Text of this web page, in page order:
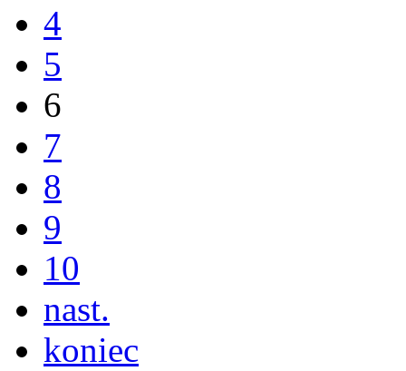
4
5
6
7
8
9
10
nast.
koniec